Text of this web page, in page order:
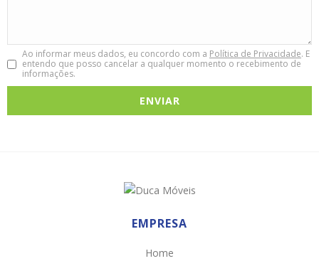
Ao informar meus dados, eu concordo com a Política de Privacidade. E
entendo que posso cancelar a qualquer momento o recebimento de
informações.
EMPRESA
Home